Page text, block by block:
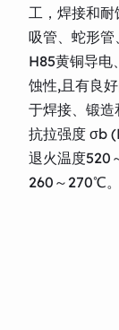
工，焊接和
吸管、蛇形管
H85黄铜导电
蚀性,且有良
于焊接、锻造
抗拉强度 σb
退火温度520
260～270℃。